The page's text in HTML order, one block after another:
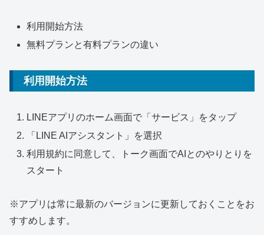
利用開始方法
無料プランと有料プランの違い
利用開始方法
LINEアプリのホーム画面で「サービス」をタップ
「LINE AIアシスタント」を選択
利用規約に同意して、トーク画面でAIとのやりとりを
スタート
※アプリは常に最新のバージョンに更新しておくことをお
すすめします。